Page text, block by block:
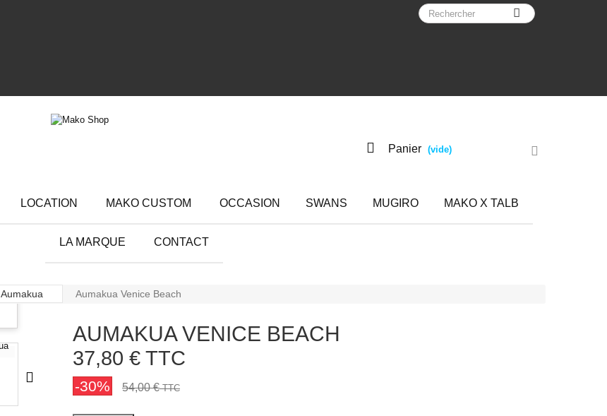
Panier (vide)
LOCATION MAKO CUSTOM OCCASION SWANS MUGIRO MAKO X TALB
LA MARQUE CONTACT
Aumakua Aumakua Venice Beach
AUMAKUA VENICE BEACH
37,80 € TTC
-30% 54,00 €TTC